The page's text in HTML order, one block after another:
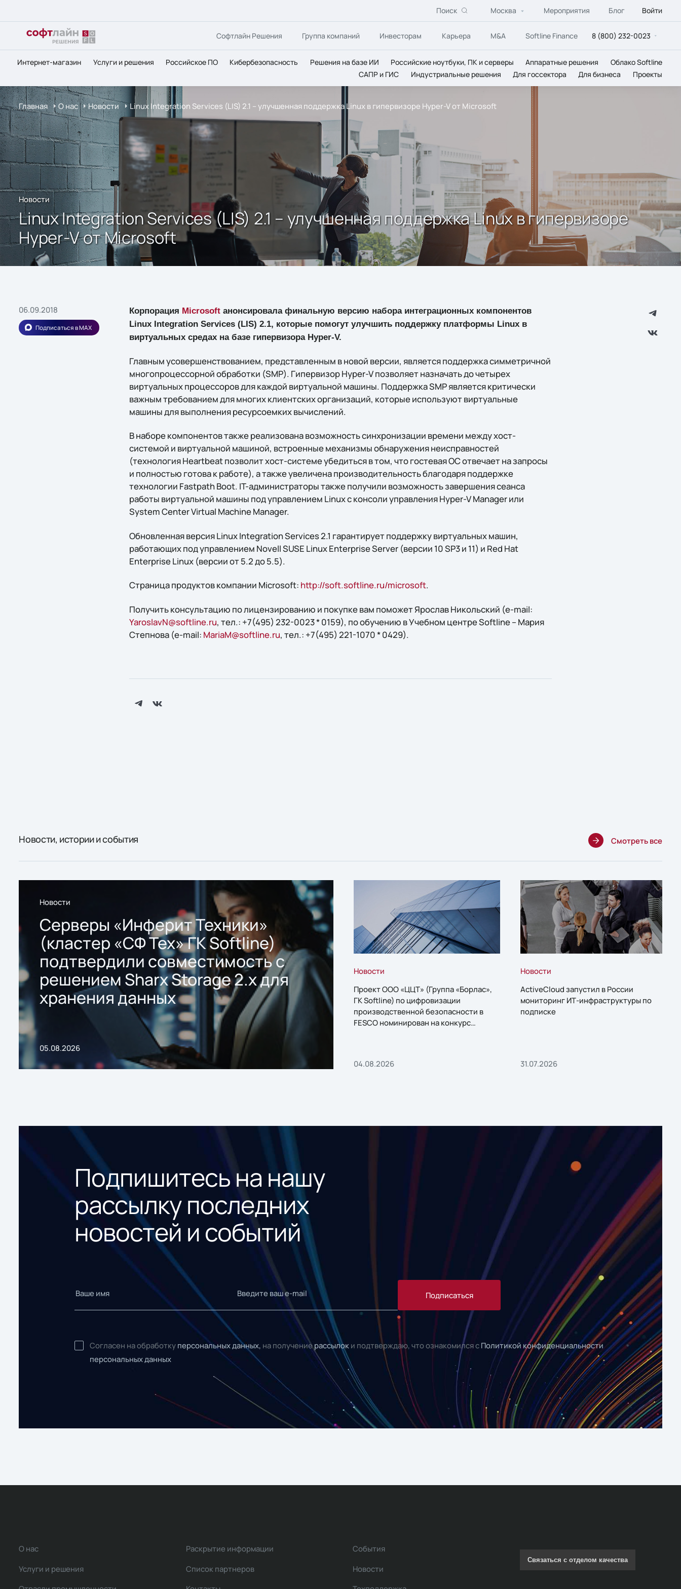
Поиск Москва Мероприятия Блог Войти
Софтлайн Решения Группа компаний Инвесторам Карьера M&A Softline Finance 8 (800) 232-0023
Интернет-магазин Услуги и решения Российское ПО Кибербезопасность Решения на базе ИИ Российские ноутбуки, ПК и серверы Аппаратные решения
Облако Softline
САПР и ГИС
Индустриальные решения Для госсектора Для бизнеса Проекты
Главная О нас Новости Linux Integration Services (LIS) 2.1 – улучшенная поддержка Linux в гипервизоре Hyper-V от Microsoft
Новости
Linux Integration Services (LIS) 2.1 – улучшенная поддержка Linux в гипервизоре
Hyper-V от Microsoft
06.09.2018
Подписаться в MAX
Корпорация Microsoftанонсировала финальную версию набора интеграционных компонентов
Linux Integration Services (LIS) 2.1, которые помогут улучшить поддержку платформы Linux в
виртуальных средах на базе гипервизора Hyper-V.
Главным усовершенствованием, представленным в новой версии, является поддержка симметричной
многопроцессорной обработки (SMP). Гипервизор Hyper-V позволяет назначать до четырех
виртуальных процессоров для каждой виртуальной машины. Поддержка SMP является критически
важным требованием для многих клиентских организаций, которые используют виртуальные
машины для выполнения ресурсоемких вычислений.
В наборе компонентов также реализована возможность синхронизации времени между хост-
системой и виртуальной машиной, встроенные механизмы обнаружения неисправностей
(технология Heartbeat позволит хост-системе убедиться в том, что гостевая ОС отвечает на запросы
и полностью готова к работе), а также увеличена производительность благодаря поддержке
технологии Fastpath Boot. IT-администраторы также получили возможность завершения сеанса
работы виртуальной машины под управлением Linux с консоли управления Hyper-V Manager или
System Center Virtual Machine Manager.
Обновленная версия Linux Integration Services 2.1 гарантирует поддержку виртуальных машин,
работающих под управлением Novell SUSE Linux Enterprise Server (версии 10 SP3 и 11) и Red Hat
Enterprise Linux (версии от 5.2 до 5.5).
Страница продуктов компании Microsoft: http://soft.softline.ru/microsoft.
Получить конcультацию по лицензированию и покупке вам поможет Ярослав Никольский (e-mail:
YaroslavN@softline.ru, тел.: +7(495) 232-0023 * 0159), по обучению в Учебном центре Softline – Мария
Степнова (e-mail: MariaM@softline.ru, тел.: +7(495) 221-1070 * 0429).
Новости, истории и события Смотреть все
Новости
Серверы «Инферит Техники»
(кластер «СФ Тех» ГК Softline)
подтвердили совместимость с
решением Sharx Storage 2.x для
хранения данных
05.08.2026
Новости
Проект ООО «ЦЦТ» (Группа «Борлас»,
ГК Softline) по цифровизации
производственной безопасности в
FESCO номинирован на конкурс
04.08.2026
Новости
ActiveCloud запустил в России
мониторинг ИТ-инфраструктуры по
подписке
31.07.2026
Подпишитесь на нашу
рассылку последних
новостей и событий
Подписаться
Согласен на обработку персональных данных, на получениерассылок и подтверждаю, что ознакомился с Политикой конфиденциальности
персональных данных
О нас
Услуги и решения
Раскрытие информации
Список партнеров
События
Новости
Связаться с отделом качества